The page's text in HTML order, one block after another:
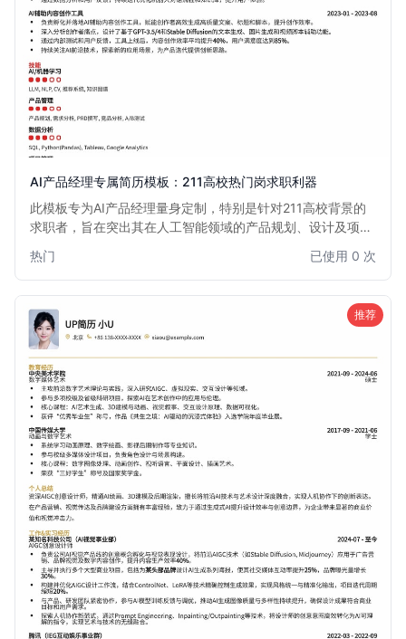
AI产品经理专属简历模板：211高校热门岗求职利器
此模板专为AI产品经理量身定制，特别是针对211高校背景的
求职者，旨在突出其在人工智能领域的产品规划、设计及项目
析能力，助您在激烈的市场竞争中脱颖而出，轻松斩获心仪的
AI产品经理热门岗位。
热门 已使用 0 次
推荐